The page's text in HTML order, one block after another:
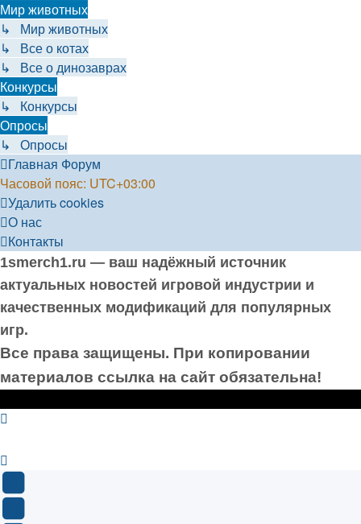
Мир животных
↳ Мир животных
↳ Все о котах
↳ Все о динозаврах
Конкурсы
↳ Конкурсы
Опросы
↳ Опросы
Главная Форум
Часовой пояс: UTC+03:00
Удалить cookies
О нас
Контакты
1smerch1.ru — ваш надёжный источник
актуальных новостей игровой индустрии и
качественных модификаций для популярных
игр.
Все права защищены. При копировании
материалов ссылка на сайт обязательна!